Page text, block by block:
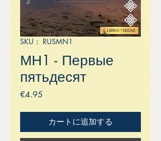
SKU： RUSMN1
МН1 - Первые
пятьдесят
€4.95
カートに追加する